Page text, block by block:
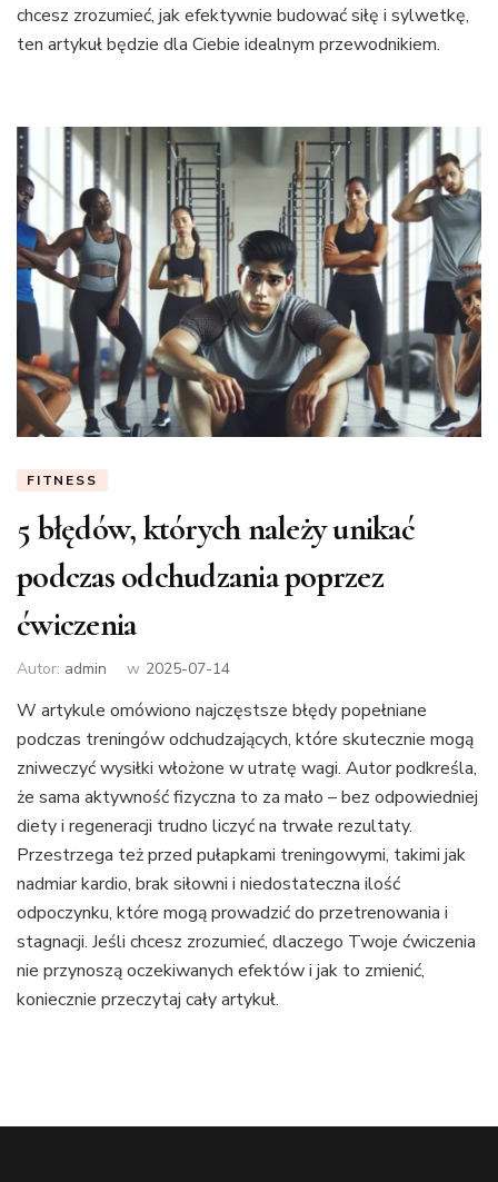
chcesz zrozumieć, jak efektywnie budować siłę i sylwetkę,
ten artykuł będzie dla Ciebie idealnym przewodnikiem.
FITNESS
5 błędów, których należy unikać
podczas odchudzania poprzez
ćwiczenia
Autor: admin w 2025-07-14
W artykule omówiono najczęstsze błędy popełniane
podczas treningów odchudzających, które skutecznie mogą
zniweczyć wysiłki włożone w utratę wagi. Autor podkreśla,
że sama aktywność fizyczna to za mało – bez odpowiedniej
diety i regeneracji trudno liczyć na trwałe rezultaty.
Przestrzega też przed pułapkami treningowymi, takimi jak
nadmiar kardio, brak siłowni i niedostateczna ilość
odpoczynku, które mogą prowadzić do przetrenowania i
stagnacji. Jeśli chcesz zrozumieć, dlaczego Twoje ćwiczenia
nie przynoszą oczekiwanych efektów i jak to zmienić,
koniecznie przeczytaj cały artykuł.